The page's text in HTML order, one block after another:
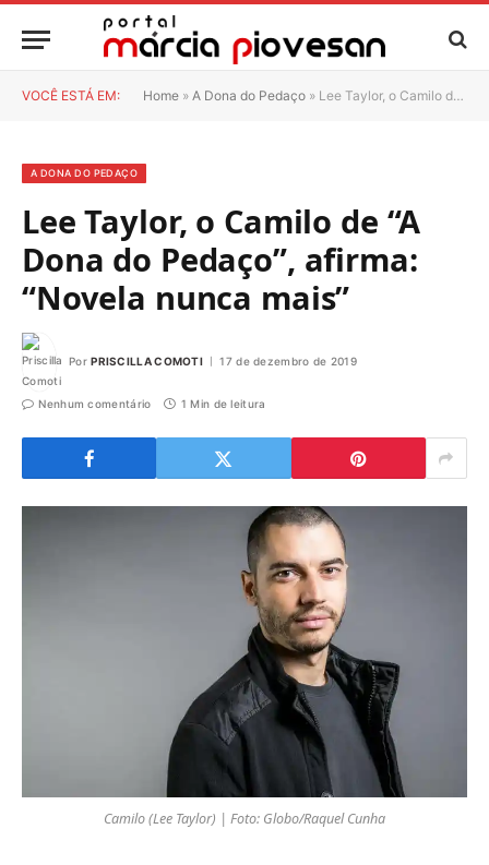
VOCÊ ESTÁ EM: Home » A Dona do Pedaço » Lee Taylor, o Camilo de “A Dona do Pedaço”, afirma: “Novela nunca mais”
A DONA DO PEDAÇO
Lee Taylor, o Camilo de “A
Dona do Pedaço”, afirma:
“Novela nunca mais”
Por PRISCILLA COMOTI 17 de dezembro de 2019
Nenhum comentário 1 Min de leitura
Camilo (Lee Taylor) | Foto: Globo/Raquel Cunha